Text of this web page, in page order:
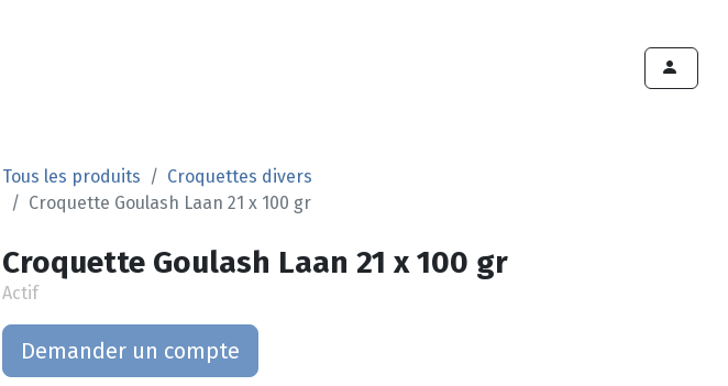
Tous les produits
Croquettes divers
Croquette Goulash Laan 21 x 100 gr
Croquette Goulash Laan 21 x 100 gr
Actif
Demander un compte